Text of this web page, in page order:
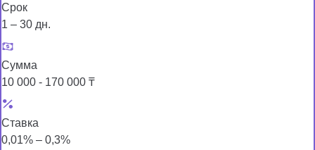
Срок
1 – 30 дн.
Сумма
10 000 - 170 000 ₸
Ставка
0,01% – 0,3%